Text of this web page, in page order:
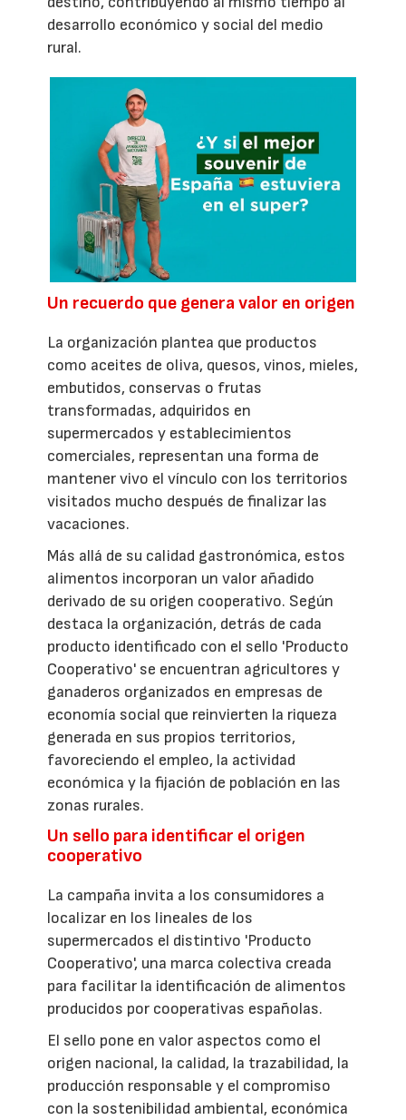
desarrollo económico y social del medio
rural.
Un recuerdo que genera valor en origen
La organización plantea que productos
como aceites de oliva, quesos, vinos, mieles,
embutidos, conservas o frutas
transformadas, adquiridos en
supermercados y establecimientos
comerciales, representan una forma de
mantener vivo el vínculo con los territorios
visitados mucho después de finalizar las
vacaciones.
Más allá de su calidad gastronómica, estos
alimentos incorporan un valor añadido
derivado de su origen cooperativo. Según
destaca la organización, detrás de cada
producto identificado con el sello 'Producto
Cooperativo' se encuentran agricultores y
ganaderos organizados en empresas de
economía social que reinvierten la riqueza
generada en sus propios territorios,
favoreciendo el empleo, la actividad
económica y la fijación de población en las
zonas rurales.
Un sello para identificar el origen
cooperativo
La campaña invita a los consumidores a
localizar en los lineales de los
supermercados el distintivo 'Producto
Cooperativo', una marca colectiva creada
para facilitar la identificación de alimentos
producidos por cooperativas españolas.
El sello pone en valor aspectos como el
origen nacional, la calidad, la trazabilidad, la
producción responsable y el compromiso
con la sostenibilidad ambiental, económica